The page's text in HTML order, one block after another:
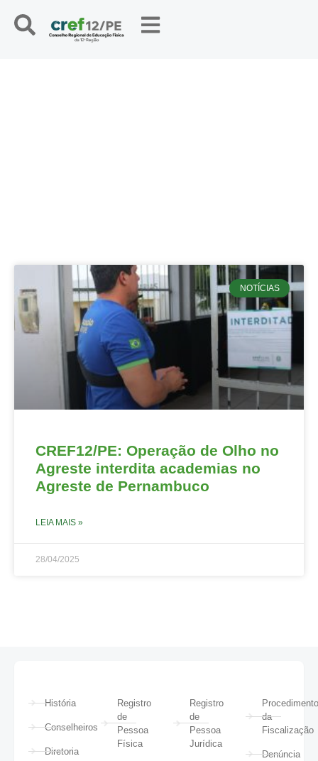
NOTÍCIAS
CREF12/PE: Operação de Olho no
Agreste interdita academias no
Agreste de Pernambuco
LEIA MAIS »
28/04/2025
História
Conselheiros
Diretoria
Registro
de
Pessoa
Física
Registro
de
Pessoa
Jurídica
da
Fiscalização
Denúncia